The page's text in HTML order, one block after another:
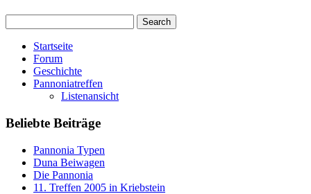
Startseite
Forum
Geschichte
Pannoniatreffen
Listenansicht
Beliebte Beiträge
Pannonia Typen
Duna Beiwagen
Die Pannonia
11. Treffen 2005 in Kriebstein